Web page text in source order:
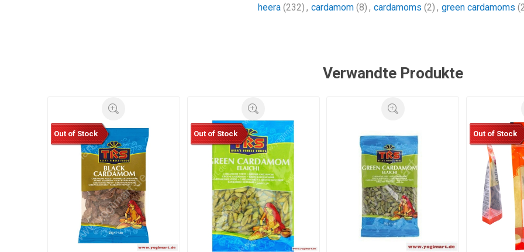
heera (232) , cardamom (8) , cardamoms (2) , green cardamoms
Verwandte Produkte
Out of Stock Out of Stock Out of Stock